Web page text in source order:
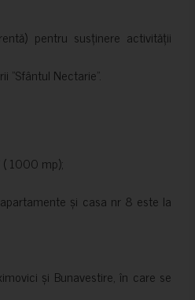
pentru susținere activității
Nectarie”.
( 1000 mp);
și casa nr 8 este la
și Bunavestire, în care se